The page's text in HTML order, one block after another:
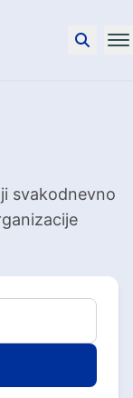
svakodnevno